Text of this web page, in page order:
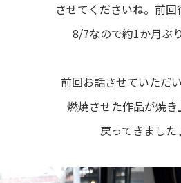
させてくださいね。前回
8/7なので約1か月ぶ
前回お話させていただ
燃焼させた作品が焼き
戻ってきまし